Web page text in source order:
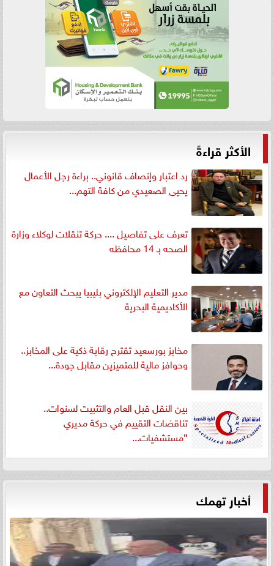
الأكثر قراءةً
رد اعتبار وإنصاف قانوني.. براءة رجل الأعمال
يحيى الصعيدي من كافة التهم...
تعرف على تفاصيل .... حركة تنقلات لوكلاء وزارة
الصحه بـ 14 محافظه
مدير التعليم الإلكتروني بليبيا يبحث التعاون مع
الأكاديمية البحرية
مخابز بورسعيد تقترح رقابة ذكية على المخابز..
وحوافز مالية للمتميزين مقابل جودة...
بين النقل قبل العام والتثبيت لسنوات..
تناقضات التقييم في حركة مديري
”مستشفيات...
أخبار تهمك